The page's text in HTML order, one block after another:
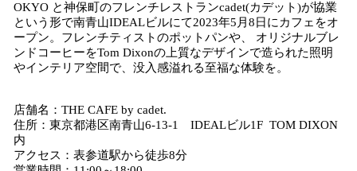
OKYO と神保町のフレンチレストランcadet(カデット)が協業
という形で南青山IDEALビルにて2023年5月8日にカフェをオ
ープン。フレンチティストのポットパンや、 オリジナルブレ
ンドコーヒーをTom Dixonの上質なデザインで造られた照明
やインテリア空間で、没入感溢れる至福な体験を。
店舗名：THE CAFE by cadet.
住所：東京都港区南青山6-13-1 IDEALビル1F TOM DIXON
内
アクセス：表参道駅から徒歩8分